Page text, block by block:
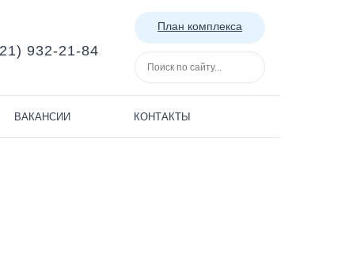
932-21-84
План комплекса
ВАКАНСИИ КОНТАКТЫ